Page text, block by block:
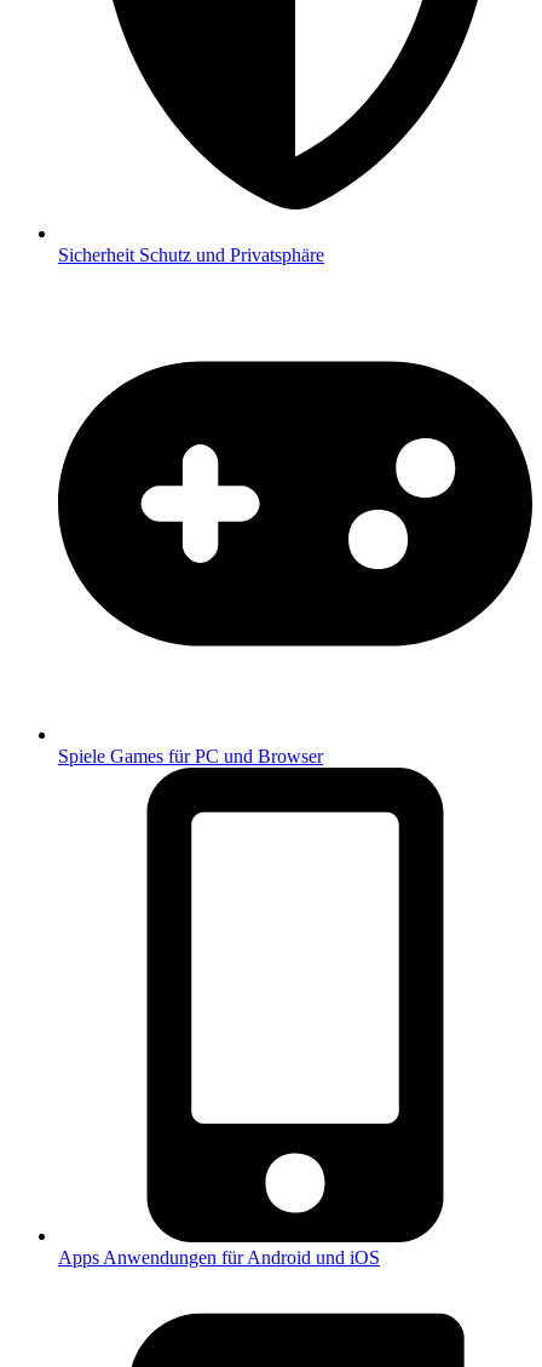
Sicherheit Schutz und Privatsphäre
Spiele Games für PC und Browser
Apps Anwendungen für Android und iOS